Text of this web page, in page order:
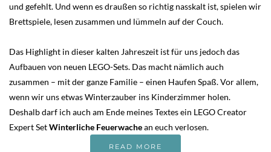
und gefehlt. Und wenn es draußen so richtig nasskalt ist, spielen wir
Brettspiele, lesen zusammen und lümmeln auf der Couch.
Das Highlight in dieser kalten Jahreszeit ist für uns jedoch das
Aufbauen von neuen LEGO-Sets. Das macht nämlich auch
zusammen – mit der ganze Familie – einen Haufen Spaß. Vor allem,
wenn wir uns etwas Winterzauber ins Kinderzimmer holen.
Deshalb darf ich auch am Ende meines Textes ein LEGO Creator
Expert SetWinterliche Feuerwachean euch verlosen.
READ MORE